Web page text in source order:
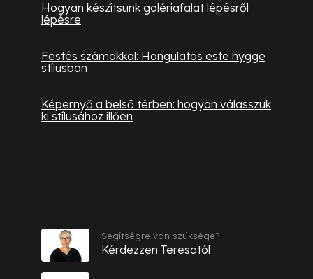
Hogyan készítsünk galériafalat lépésről
lépésre
Festés számokkal: Hangulatos este hygge
stílusban
Képernyő a belső térben: hogyan válasszuk
ki stílusához illően
Segítségre van szüksége?
Kérdezzen Teresatól